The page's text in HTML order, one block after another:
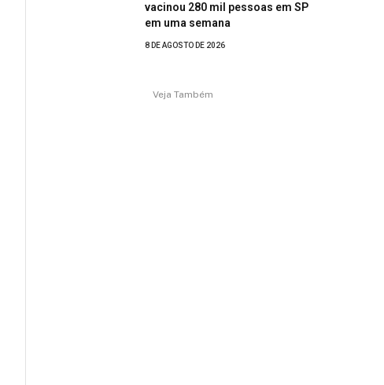
vacinou 280 mil pessoas em SP
em uma semana
8 DE AGOSTO DE 2026
Veja Também